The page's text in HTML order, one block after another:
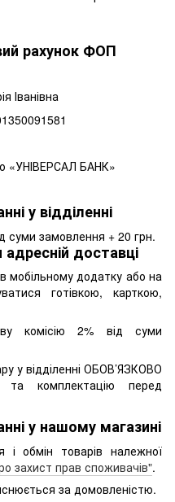
рахунок ФОП
Іванівна
«УНІВЕРСАЛ БАНК»
у відділенні
суми замовлення + 20 грн.
адресній доставці
мобільному додатку або на
готівкою, карткою,
комісію 2% від суми
у відділенні ОБОВ’ЯЗКОВО
та комплектацію перед
у нашому магазині
і обмін товарів належної
захист прав споживачів".
за домовленістю.